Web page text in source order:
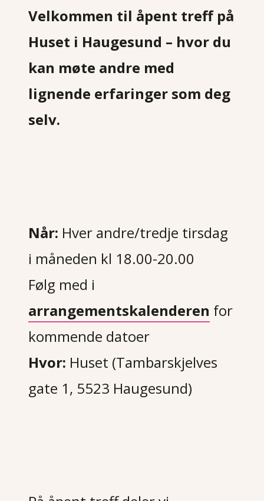
Velkommen til åpent treff på
Huset i Haugesund – hvor du
kan møte andre med
lignende erfaringer som deg
selv.
Når: Hver andre/tredje tirsdag
i måneden kl 18.00-20.00
Følg med i
arrangementskalenderen for
kommende datoer
Hvor: Huset (Tambarskjelves
gate 1, 5523 Haugesund)